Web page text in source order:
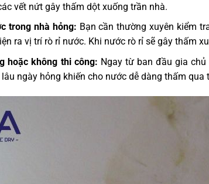
vết nứt gây thấm dột xuống trần nhà.
trong nhà hỏng: Bạn cần thường xuyên kiểm
ra vị trí rò rỉ nước. Khi nước rò rỉ sẽ gây thấm
hoặc không thi công: Ngay từ ban đầu gia
ngày hỏng khiến cho nước dễ dàng thấm qua